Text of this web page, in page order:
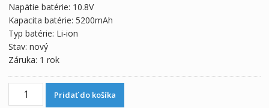
Napätie batérie: 10.8V
Kapacita batérie: 5200mAh
Typ batérie: Li-ion
Stav: nový
Záruka: 1 rok
množstvo
Batéria
Pridať do košíka